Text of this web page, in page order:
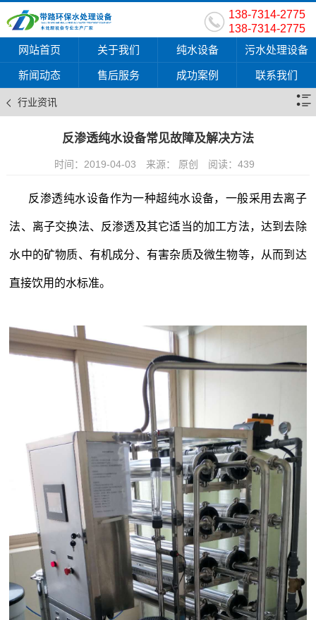
138-7314-2775
138-7314-2775
网站首页
关于我们 纯水设备 污水处理设备
新闻动态 售后服务 成功案例 联系我们
行业资讯
反渗透纯水设备常见故障及解决方法
时间：2019-04-03 来源： 原创 阅读： 439
反渗透纯水设备作为一种超纯水设备，一般采用去离子
法、离子交换法、反渗透及其它适当的加工方法，达到去除
水中的矿物质、有机成分、有害杂质及微生物等，从而到达
直接饮用的水标准。